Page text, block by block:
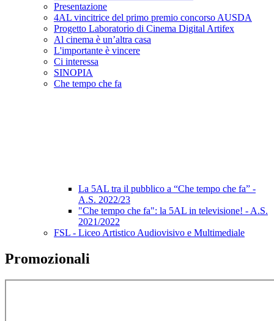
Presentazione
4AL vincitrice del primo premio concorso AUSDA
Progetto Laboratorio di Cinema Digital Artifex
Al cinema è un’altra casa
L'importante è vincere
Ci interessa
SINOPIA
Che tempo che fa
La 5AL tra il pubblico a “Che tempo che fa” -
A.S. 2022/23
"Che tempo che fa": la 5AL in televisione! - A.S.
2021/2022
FSL - Liceo Artistico Audiovisivo e Multimediale
Promozionali